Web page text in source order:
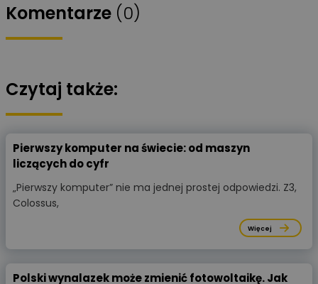
Komentarze (0)
Czytaj także:
Pierwszy komputer na świecie: od maszyn
liczących do cyfr
„Pierwszy komputer” nie ma jednej prostej odpowiedzi. Z3,
Colossus,
Więcej
Polski wynalazek może zmienić fotowoltaikę. Jak